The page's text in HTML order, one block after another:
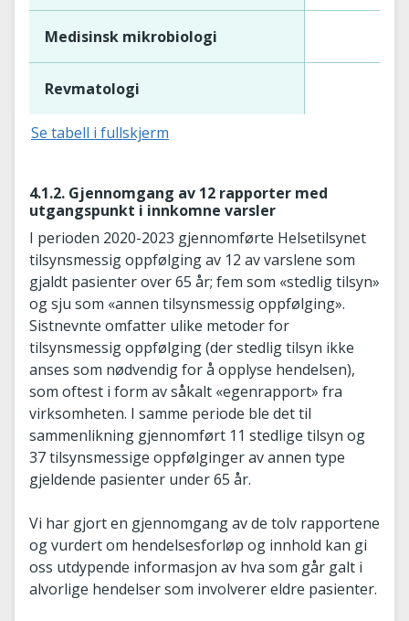
Medisinsk mikrobiologi
Revmatologi
Se tabell i fullskjerm
4.1.2. Gjennomgang av 12 rapporter med
utgangspunkt i innkomne varsler
I perioden 2020-2023 gjennomførte Helsetilsynet
tilsynsmessig oppfølging av 12 av varslene som
gjaldt pasienter over 65 år; fem som «stedlig tilsyn»
og sju som «annen tilsynsmessig oppfølging».
Sistnevnte omfatter ulike metoder for
tilsynsmessig oppfølging (der stedlig tilsyn ikke
anses som nødvendig for å opplyse hendelsen),
som oftest i form av såkalt «egenrapport» fra
virksomheten. I samme periode ble det til
sammenlikning gjennomført 11 stedlige tilsyn og
37 tilsynsmessige oppfølginger av annen type
gjeldende pasienter under 65 år.
Vi har gjort en gjennomgang av de tolv rapportene
og vurdert om hendelsesforløp og innhold kan gi
oss utdypende informasjon av hva som går galt i
alvorlige hendelser som involverer eldre pasienter.